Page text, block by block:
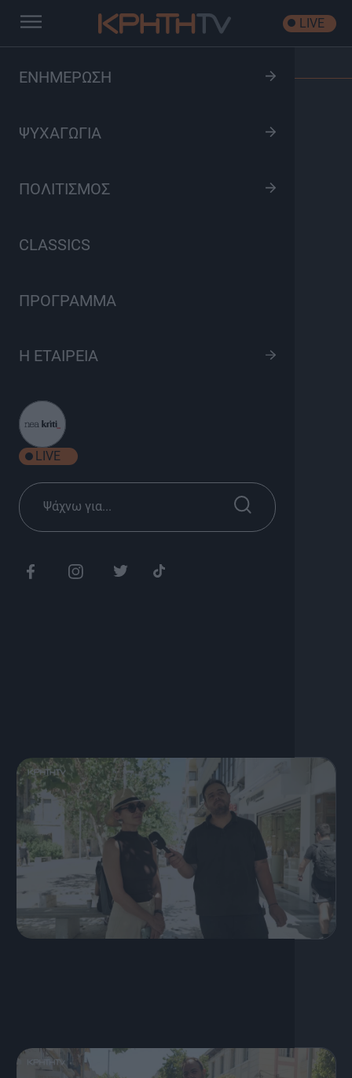
ΕΝΗΜΕΡΩΣΗ
ΨΥΧΑΓΩΓΙΑ
ΠΟΛΙΤΙΣΜΟΣ
CLASSICS
ΠΡΟΓΡΑΜΜΑ
Η ΕΤΑΙΡΕΙΑ
LIVE
LIVE
8 Ψυχαγωγία
Σεζόν 2026
Κυριακή 19:45
Διάρκεια: 25'
Είπαμε να το πάμε γεωγραφικά…